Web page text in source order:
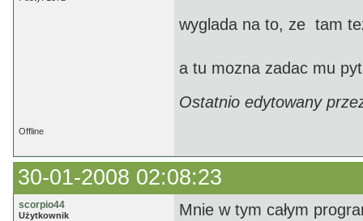
wyglada na to, ze tam
a tu mozna zadac mu
Ostatnio edytowany
Offline
30-01-2008 02:08:23
scorpio44
Użytkownik
Mnie w tym całym